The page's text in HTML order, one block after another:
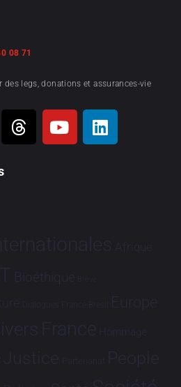
08 71
legs, donations et assurances-vie
Afrique
Bioéthique Brève
Dialogues France-Brésil Europe
France Hommage
Justice Partenariat People